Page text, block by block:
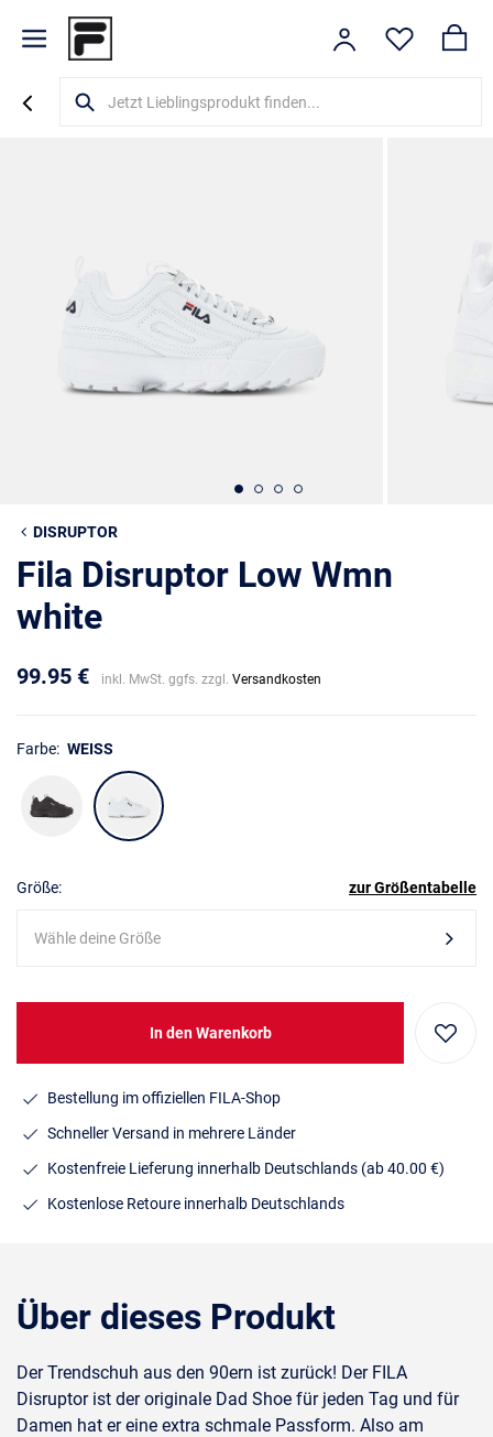
DISRUPTOR
Fila Disruptor Low Wmn
white
99.95 € inkl. MwSt. ggfs. zzgl. Versandkosten
Farbe: WEISS
Größe: zur Größentabelle
Wähle deine Größe
In den Warenkorb
Bestellung im offiziellen FILA-Shop
Schneller Versand in mehrere Länder
Kostenfreie Lieferung innerhalb Deutschlands (ab 40.00 €)
Kostenlose Retoure innerhalb Deutschlands
Über dieses Produkt
Der Trendschuh aus den 90ern ist zurück! Der FILA
Disruptor ist der originale Dad Shoe für jeden Tag und für
Damen hat er eine extra schmale Passform. Also am